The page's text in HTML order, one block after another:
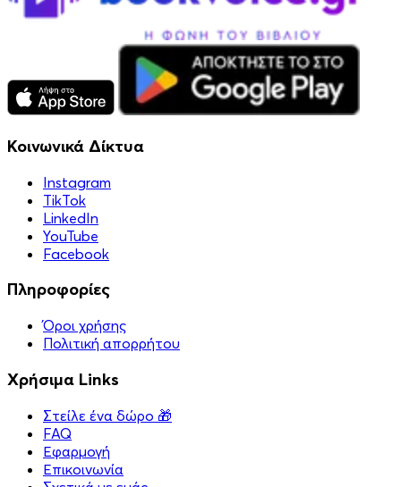
Κοινωνικά Δίκτυα
Instagram
TikTok
LinkedIn
YouTube
Facebook
Πληροφορίες
Όροι χρήσης
Πολιτική απορρήτου
Χρήσιμα Links
Στείλε ένα δώρο 🎁
FAQ
Εφαρμογή
Επικοινωνία